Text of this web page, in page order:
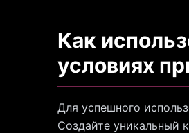
Как
условиях
Для успешного
Создайте уникальный